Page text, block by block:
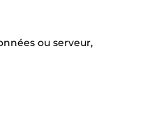
ou serveur,